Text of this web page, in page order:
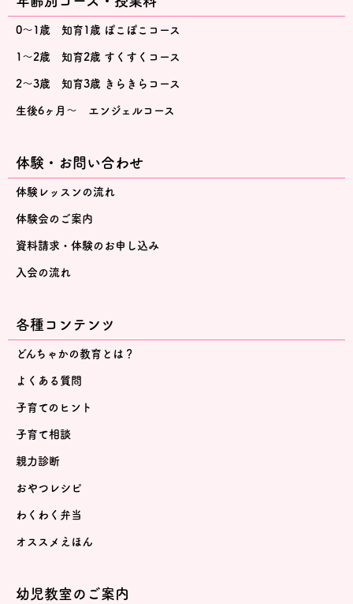
0～1歳 知育1歳 ぽこぽこコース
1～2歳 知育2歳 すくすくコース
2～3歳 知育3歳 きらきらコース
生後6ヶ月～ エンジェルコース
体験・お問い合わせ
体験レッスンの流れ
体験会のご案内
資料請求・体験のお申し込み
入会の流れ
各種コンテンツ
どんちゃかの教育とは？
よくある質問
子育てのヒント
子育て相談
親力診断
おやつレシピ
わくわく弁当
オススメえほん
幼児教室のご案内